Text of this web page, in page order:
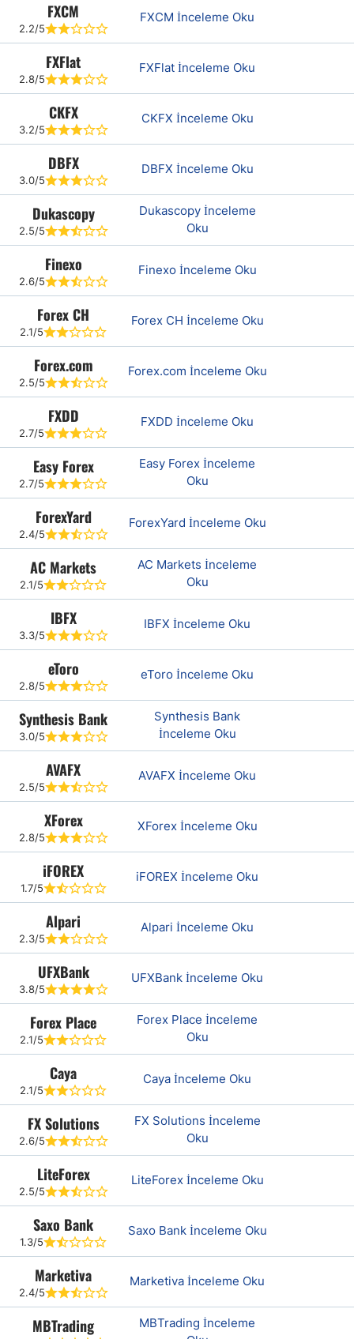
FXCM
2.2/5
FXCM İnceleme Oku
FXFlat
2.8/5
FXFlat İnceleme Oku
CKFX
3.2/5
CKFX İnceleme Oku
DBFX
3.0/5
DBFX İnceleme Oku
Dukascopy
2.5/5
Dukascopy İnceleme
Oku
Finexo
2.6/5
Finexo İnceleme Oku
Forex CH
2.1/5
Forex CH İnceleme Oku
Forex.com
2.5/5
Forex.com İnceleme Oku
FXDD
2.7/5
FXDD İnceleme Oku
Easy Forex
2.7/5
Easy Forex İnceleme
Oku
ForexYard
2.4/5
ForexYard İnceleme Oku
AC Markets
2.1/5
AC Markets İnceleme
Oku
IBFX
3.3/5
IBFX İnceleme Oku
eToro
2.8/5
eToro İnceleme Oku
Synthesis Bank
3.0/5
Synthesis Bank
İnceleme Oku
AVAFX
2.5/5
AVAFX İnceleme Oku
XForex
2.8/5
XForex İnceleme Oku
iFOREX
1.7/5
iFOREX İnceleme Oku
Alpari
2.3/5
Alpari İnceleme Oku
UFXBank
3.8/5
UFXBank İnceleme Oku
Forex Place
2.1/5
Forex Place İnceleme
Oku
Caya
2.1/5
Caya İnceleme Oku
FX Solutions
2.6/5
FX Solutions İnceleme
Oku
LiteForex
2.5/5
LiteForex İnceleme Oku
Saxo Bank
1.3/5
Saxo Bank İnceleme Oku
Marketiva
2.4/5
Marketiva İnceleme Oku
MBTrading
MBTrading İnceleme